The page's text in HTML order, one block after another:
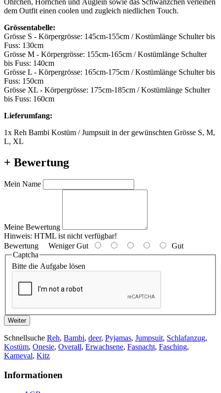
Öhrchen, Hörnchen und Äuglein sowie das Schwänzchen verleihen
dem Outfit einen coolen und zugleich niedlichen Touch.
Grössentabelle:
Grösse S - Körpergrösse: 145cm-155cm / Kostümlänge Schulter bis
Fuss: 130cm
Grösse M - Körpergrösse: 155cm-165cm / Kostümlänge Schulter
bis Fuss: 140cm
Grösse L - Körpergrösse: 165cm-175cm / Kostümlänge Schulter bis
Fuss: 150cm
Grösse XL - Körpergrösse: 175cm-185cm / Kostümlänge Schulter
bis Fuss: 160cm
Lieferumfang:
1x Reh Bambi Kostüm / Jumpsuit in der gewünschten Grösse S, M,
L, XL
+ Bewertung
Mein Name
Meine Bewertung
Hinweis: HTML ist nicht verfügbar!
Bewertung Weniger Gut
Gut
Captcha
Bitte die Aufgabe lösen
Weiter
Schnellsuche Reh, Bambi, deer, Pyjamas, Jumpsuit, Schlafanzug,
Kostüm, Onesie, Overall, Erwachsene, Fasnacht, Fasching,
Karneval, Kitz
Informationen